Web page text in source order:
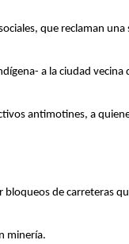
que reclaman una
a la ciudad vecina
antimotines, a
bloqueos de carreteras
minería.